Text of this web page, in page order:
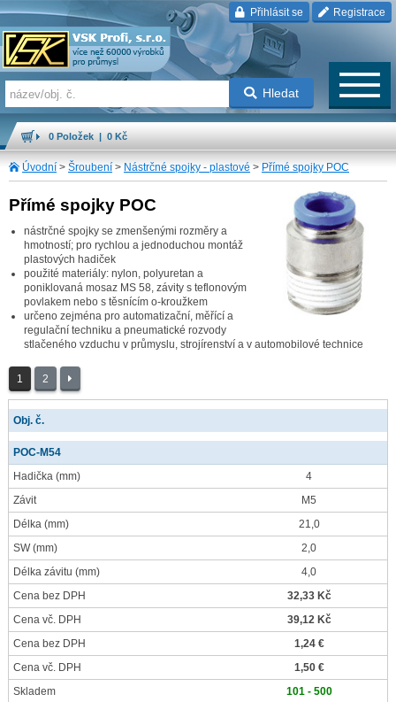
Přihlásit se Registrace
Hledat
0 Položek | 0 Kč
Úvodní > Šroubení > Nástrčné spojky - plastové > Přímé spojky POC
Přímé spojky POC
nástrčné spojky se zmenšenými rozměry a
hmotností; pro rychlou a jednoduchou montáž
plastových hadiček
použité materiály: nylon, polyuretan a
poniklovaná mosaz MS 58, závity s teflonovým
povlakem nebo s těsnícím o-kroužkem
určeno zejména pro automatizační, měřící a
regulační techniku a pneumatické rozvody
stlačeného vzduchu v průmyslu, strojírenství a v automobilové technice
1 2
Obj. č.
POC-M54
Hadička (mm)
4
Závit
M5
Délka (mm)
21,0
SW(mm)
2,0
Délka závitu (mm)
4,0
Cena bez DPH
32,33 Kč
Cena vč. DPH
39,12 Kč
Cena bez DPH
1,24 €
Cena vč. DPH
1,50 €
Skladem
101 - 500